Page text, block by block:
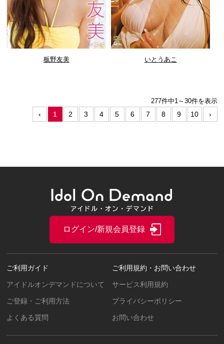
板野友美 いとうあこ
277件中1～30件を表示
‹ 1 2 3 4 5 6 7 8 9 10 ›
ご利用ガイド
アイドルオンデマンドについて
ご登録・ご利用方法
よくある質問
ご利用規約・お問い合わせ
サービス利用規約
プライバシーポリシー
お問い合わせ
ログイン/新規会員登録